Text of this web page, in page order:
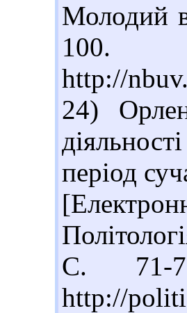
Молодий
100.
http://
24)
період
С. 71-
http://